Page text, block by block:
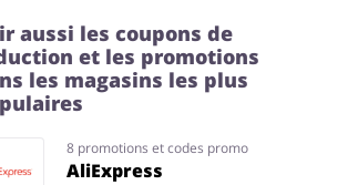
aussi les coupons de
et les promotions
les magasins les plus
8 promotions et codes promo
AliExpress